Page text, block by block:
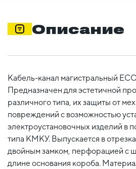
Описание
Кабель-канал магистральный
Предназначен для эстетичной
различного типа, их защиты от
повреждений с возможностью
электроустановочных изделий в
типа КМКУ. Выпускается в
двойным замком, перфорацией с
длине основания короба.